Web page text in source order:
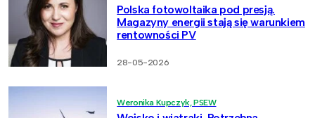
Polska fotowoltaika pod presją.
Magazyny energii stają się warunkiem
rentowności PV
28-05-2026
Weronika Kupczyk, PSEW